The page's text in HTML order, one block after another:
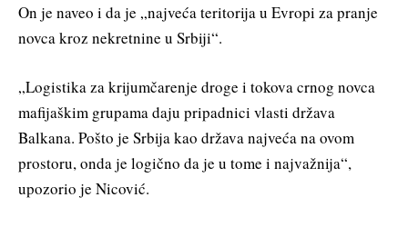
On je naveo i da je „najveća teritorija u Evropi za pranje
novca kroz nekretnine u Srbiji“.
„Logistika za krijumčarenje droge i tokova crnog novca
mafijaškim grupama daju pripadnici vlasti država
Balkana. Pošto je Srbija kao država najveća na ovom
prostoru, onda je logično da je u tome i najvažnija“,
upozorio je Nicović.